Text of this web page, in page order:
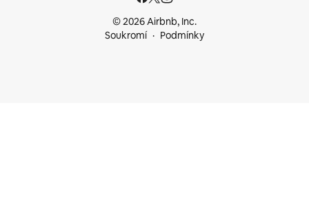
© 2026 Airbnb, Inc.
Soukromí
Podmínky